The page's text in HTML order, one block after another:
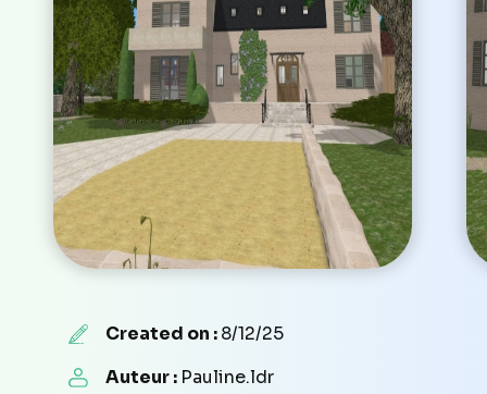
Created on :8/12/25
Auteur : Pauline.ldr